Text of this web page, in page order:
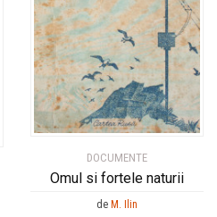
DOCUMENTE
Omul si fortele naturii
de M. Ilin